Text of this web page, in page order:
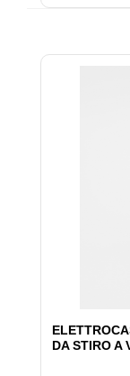
DA STIRO A